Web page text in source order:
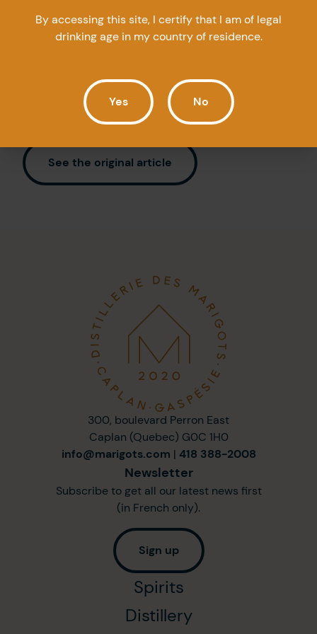
L’investissement de 1,6 million de dollars
permettra la confection de spiritueux aux
au public. (…) »
See the original article
300, boulevard Perron East
Caplan (Quebec) G0C 1H0
info@marigots.com | 418 388-2008
Newsletter
Subscribe to get all our latest news first
(in French only).
Sign up
Spirits
Distillery
By accessing this site, I certify that I am of legal
drinking age in my country of residence.
Yes No